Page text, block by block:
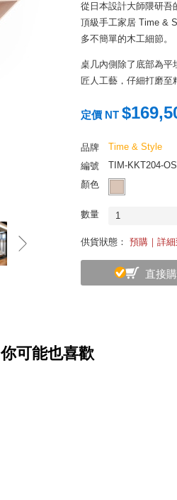
從日本設計大師隈研吾
頂級手工家居 Time &
多不簡單的木工細節。
桌几內側除了底部為平
匠人工藝，仔細打磨至
除此之外，桌几底部採
條中蘊含東方美學，不
帶來的平穩安定的寧靜
日本著名建築師隈研
禪意，業界稱之為「負
計、功能與耐用性，在
活方式。
定價 NT
品牌
Time & Style
編號
TIM-KKT204-
顏色
數量 1
供貨狀態： 預購｜詳
直接
你可能也喜歡